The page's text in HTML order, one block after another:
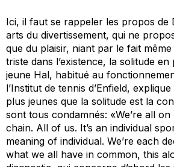
Ici, il faut se rappeler les propos de
arts du divertissement, qui ne
que du plaisir, niant par le fait
triste dans l’existence, la solitude
jeune Hal, habitué au
l’Institut de tennis d’Enfield,
plus jeunes que la solitude est la
sont tous condamnés: «We’re all
chain. All of us. It’s an individual
meaning of individual. We’re each
what we all have in common, this